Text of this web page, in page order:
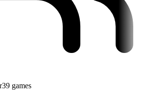
39 games